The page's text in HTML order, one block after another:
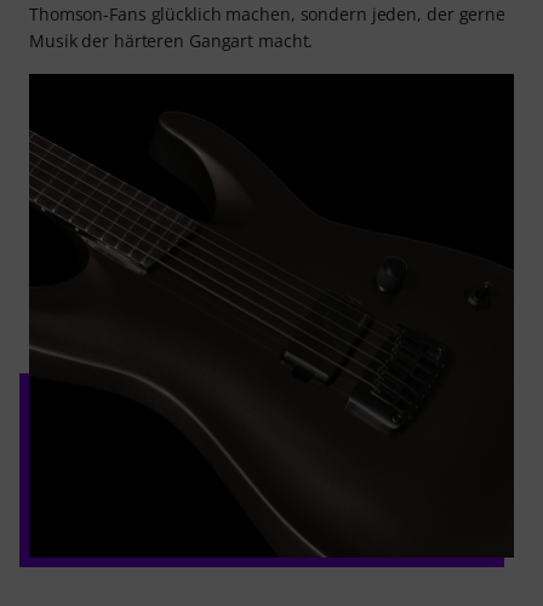
Thomson-Fans glücklich machen, sondern jeden, der gerne
Musik der härteren Gangart macht.